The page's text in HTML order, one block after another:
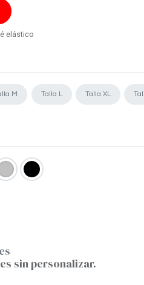
elástico
M Talla L Talla XL
sin personalizar.